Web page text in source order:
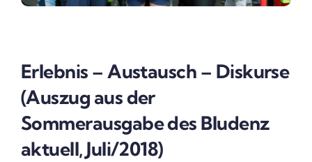
Erlebnis – Austausch – Diskurse
(Auszug aus der
Sommerausgabe des Bludenz
aktuell, Juli/2018)